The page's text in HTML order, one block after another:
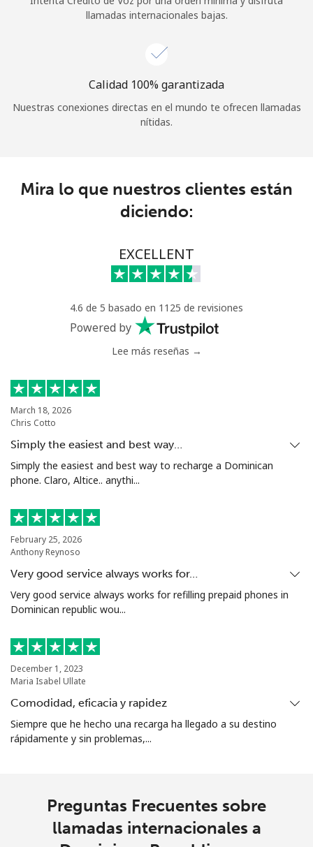
llamadas internacionales bajas.
Calidad 100% garantizada
Nuestras conexiones directas en el mundo te ofrecen llamadas
nítidas.
Mira lo que nuestros clientes están
diciendo:
EXCELLENT
4.6 de 5 basado en 1125 de revisiones
Powered by
Lee más reseñas →
March 18, 2026
Chris Cotto
Simply the easiest and best way…
Simply the easiest and best way to recharge a Dominican
phone. Claro, Altice.. anythi...
February 25, 2026
Anthony Reynoso
Very good service always works for…
Very good service always works for refilling prepaid phones in
Dominican republic wou...
December 1, 2023
Maria Isabel Ullate
Comodidad, eficacia y rapidez
Siempre que he hecho una recarga ha llegado a su destino
rápidamente y sin problemas,...
Preguntas Frecuentes sobre
llamadas internacionales a